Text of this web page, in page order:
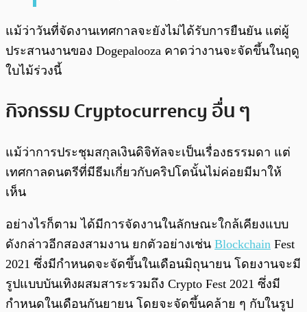
แม้ว่าวันที่จัดงานเทศกาลจะยังไม่ได้รับการยืนยัน แต่ผู้
ประสานงานของ Dogepalooza คาดว่างานจะจัดขึ้นในฤดู
ใบไม้ร่วงนี้
กิจกรรม Cryptocurrency อื่น ๆ
แม้ว่าการประชุมสกุลเงินดิจิทัลจะเป็นเรื่องธรรมดา แต่
เทศกาลดนตรีที่มีธีมเกี่ยวกับคริปโตนั้นไม่ค่อยมีมาให้
เห็น
อย่างไรก็ตาม ได้มีการจัดงานในลักษณะใกล้เคียงแบบ
ดังกล่าวอีกสองสามงาน ยกตัวอย่างเช่น Blockchain Fest
2021 ซึ่งมีกำหนดจะจัดขึ้นในเดือนมิถุนายน โดยงานจะมี
รูปแบบบันเทิงผสมสาระรวมถึง Crypto Fest 2021 ซึ่งมี
กำหนดในเดือนกันยายน โดยจะจัดขึ้นคล้าย ๆ กับในรูป